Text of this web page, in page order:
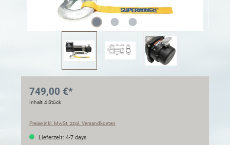
749,00 €*
Inhalt:4 Stück
Preise inkl. MwSt. zzgl. Versandkosten
Lieferzeit: 4-7 days